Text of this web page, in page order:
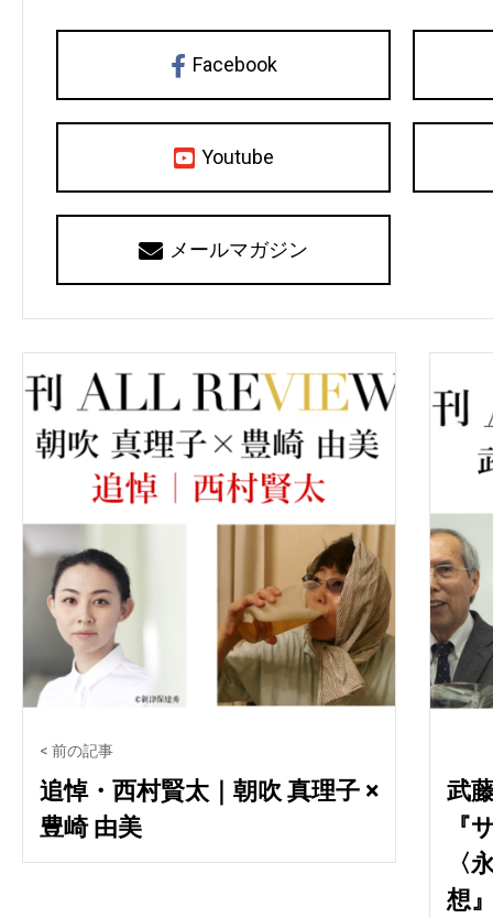
Facebook
Youtube
メールマガジン
< 前の記事
追悼・西村賢太｜朝吹 真理子 ×
豊崎 由美
武
『
〈
想